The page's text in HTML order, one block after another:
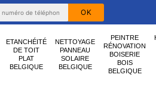
ETANCHÉITÉ
DE TOIT
PLAT
BELGIQUE
NETTOYAGE
PANNEAU
SOLAIRE
BELGIQUE
PEINTRE
RÉNOVATION
BOISERIE
BOIS
BELGIQUE